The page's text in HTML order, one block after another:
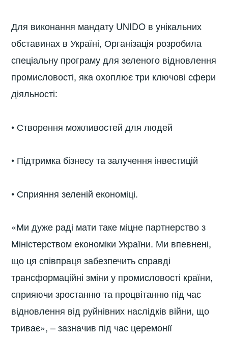
Для виконання мандату UNIDO в унікальних
обставинах в Україні, Організація розробила
спеціальну програму для зеленого відновлення
промисловості, яка охоплює три ключові сфери
діяльності:
• Створення можливостей для людей
• Підтримка бізнесу та залучення інвестицій
• Сприяння зеленій економіці.
«Ми дуже раді мати таке міцне партнерство з
Міністерством економіки України. Ми впевнені,
що ця співпраця забезпечить справді
трансформаційні зміни у промисловості країни,
сприяючи зростанню та процвітанню під час
відновлення від руйнівних наслідків війни, що
триває», – зазначив під час церемонії